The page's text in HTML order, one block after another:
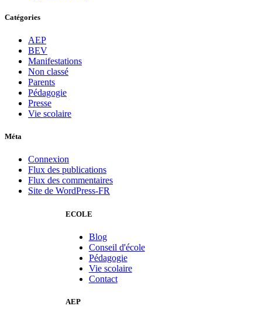
Catégories
AEP
BEV
Manifestations
Non classé
Parents
Pédagogie
Presse
Vie scolaire
Méta
Connexion
Flux des publications
Flux des commentaires
Site de WordPress-FR
ECOLE
Blog
Conseil d'école
Pédagogie
Vie scolaire
Contact
AEP